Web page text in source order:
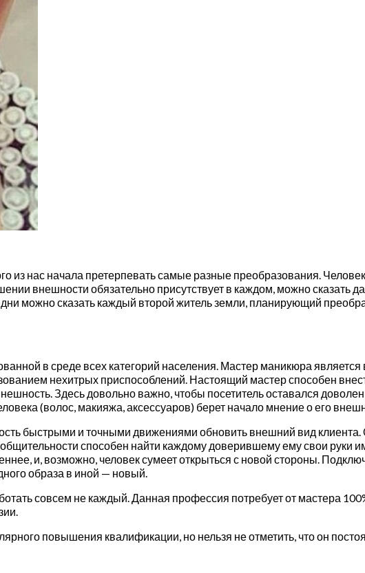
из нас начала претерпевать самые разные преобразования.
внешности обязательно присутствует в каждом, можно сказать
можно сказать каждый второй житель земли, планирующий
в среде всех категорий населения. Мастер маникюра
нехитрых приспособлений. Настоящий мастер способен
Здесь довольно важно, чтобы посетитель оставался
(волос, макияжа, аксессуаров) берет начало мнение о его
быстрыми и точными движениями обновить внешний вид клиента.
способен найти каждому доверившему ему свои руки
и, возможно, человек сумеет открыться с новой стороны.
образа в иной — новый.
совсем не каждый. Данная профессия потребует от мастера
повышения квалификации, но нельзя не отметить, что он